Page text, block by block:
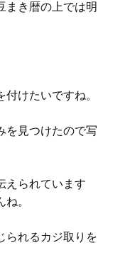
まき暦の上では明
けたいですね。
を見つけたので写
えられています
。
られるカジ取りを